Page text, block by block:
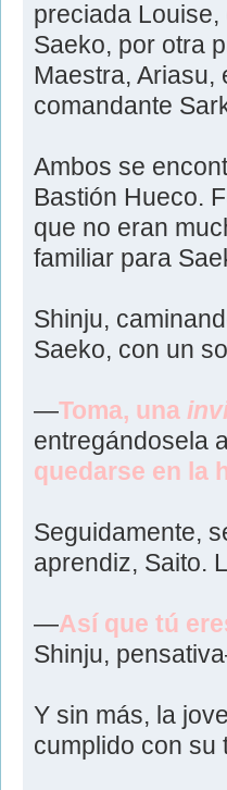
preciada
Saeko, por otra
Maestra, Ariasu,
comandante
Ambos se
Bastión Hueco.
que no eran
familiar para
Shinju,
Saeko, con un
—Toma, una
entregándosela
quedarse en la
Seguidamente,
aprendiz, Saito.
—Así que tú
Shinju,
Y sin más, la
cumplido con su